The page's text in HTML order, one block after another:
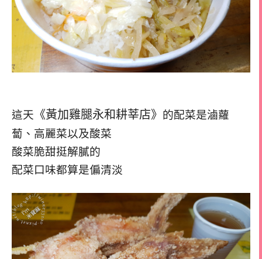
這天 《黃加雞腿永和耕莘店》 的配菜是滷蘿
蔔、高麗菜以及酸菜
酸菜脆甜挺解膩的
配菜口味都算是偏清淡